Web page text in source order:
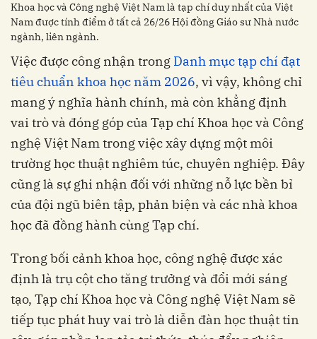
Khoa học và Công nghệ Việt Nam là tạp chí duy nhất của Việt
Nam được tính điểm ở tất cả 26/26 Hội đồng Giáo sư Nhà nước
ngành, liên ngành.
Việc được công nhận trong Danh mục tạp chí đạt
tiêu chuẩn khoa học năm 2026, vì vậy, không chỉ
mang ý nghĩa hành chính, mà còn khẳng định
vai trò và đóng góp của Tạp chí Khoa học và Công
nghệ Việt Nam trong việc xây dựng một môi
trường học thuật nghiêm túc, chuyên nghiệp. Đây
cũng là sự ghi nhận đối với những nỗ lực bền bỉ
của đội ngũ biên tập, phản biện và các nhà khoa
học đã đồng hành cùng Tạp chí.
Trong bối cảnh khoa học, công nghệ được xác
định là trụ cột cho tăng trưởng và đổi mới sáng
tạo, Tạp chí Khoa học và Công nghệ Việt Nam sẽ
tiếp tục phát huy vai trò là diễn đàn học thuật tin